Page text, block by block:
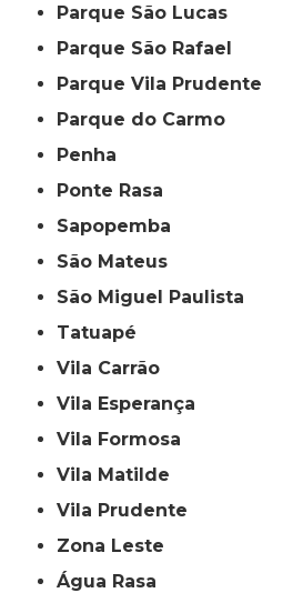
Parque São Lucas
Parque São Rafael
Parque Vila Prudente
Parque do Carmo
Penha
Ponte Rasa
Sapopemba
São Mateus
São Miguel Paulista
Tatuapé
Vila Carrão
Vila Esperança
Vila Formosa
Vila Matilde
Vila Prudente
Zona Leste
Água Rasa